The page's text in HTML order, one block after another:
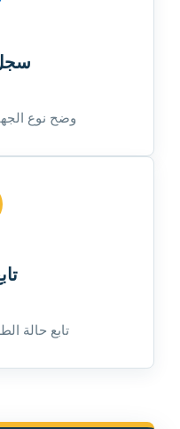
سجل
وضح نوع
تابع حالة